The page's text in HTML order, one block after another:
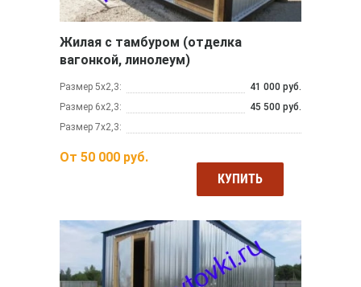
Жилая с тамбуром (отделка
вагонкой, линолеум)
Размер 5х2,3:
41 000 руб.
Размер 6х2,3:
45 500 руб.
Размер 7х2,3:
От 50 000 руб.
КУПИТЬ